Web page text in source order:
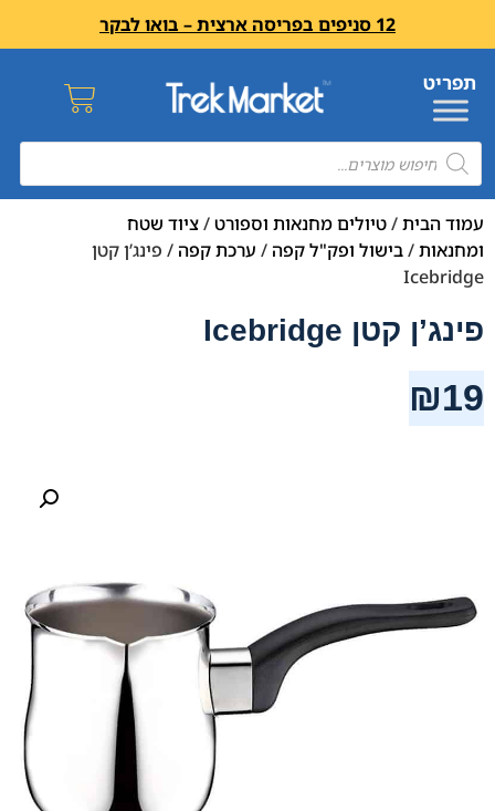
12 סניפים בפריסה ארצית – בואו לבקר
עמוד הבית/טיולים מחנאות וספורט/ציוד שטח
ומחנאות/בישול ופק"ל קפה / ערכת קפה / פינג’ן קטן
Icebridge
פינג’ן קטן Icebridge
₪19